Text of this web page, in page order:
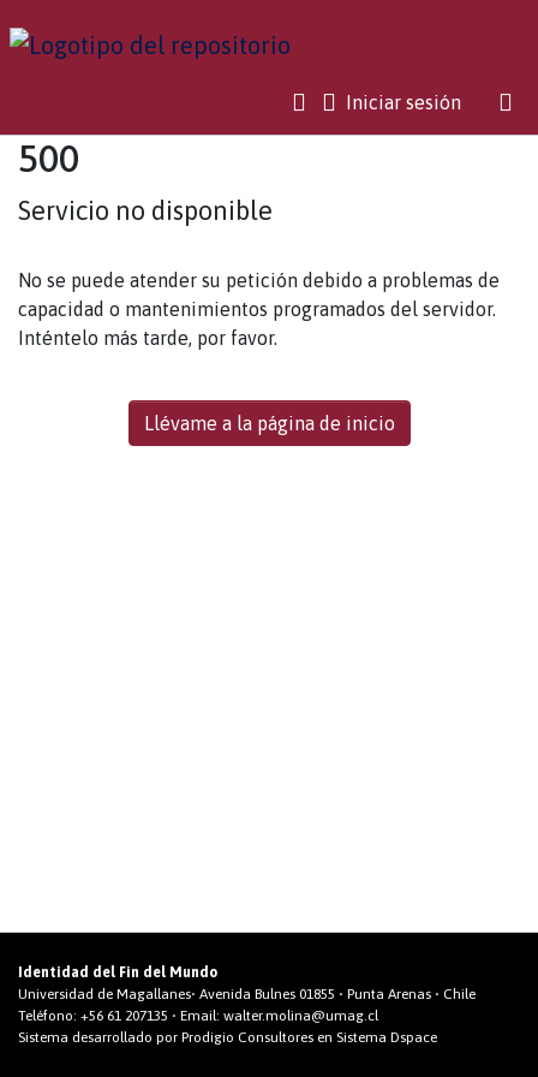
Iniciar sesión(current)
500
Servicio no disponible
No se puede atender su petición debido a problemas de
capacidad o mantenimientos programados del servidor.
Inténtelo más tarde, por favor.
Llévame a la página de inicio
Identidad del Fin del Mundo
Universidad de Magallanes• Avenida Bulnes 01855 • Punta Arenas • Chile
Teléfono: +56 61 207135 • Email: walter.molina@umag.cl
Sistema desarrollado por Prodigio Consultores en Sistema Dspace